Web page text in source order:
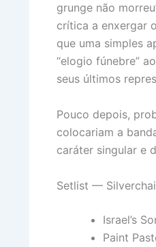
grunge não
crítica a enxergar
que uma simples
“elogio fúnebre”
seus últimos
Pouco depois,
colocariam a
caráter singular e
Setlist —
Israel’s
Paint